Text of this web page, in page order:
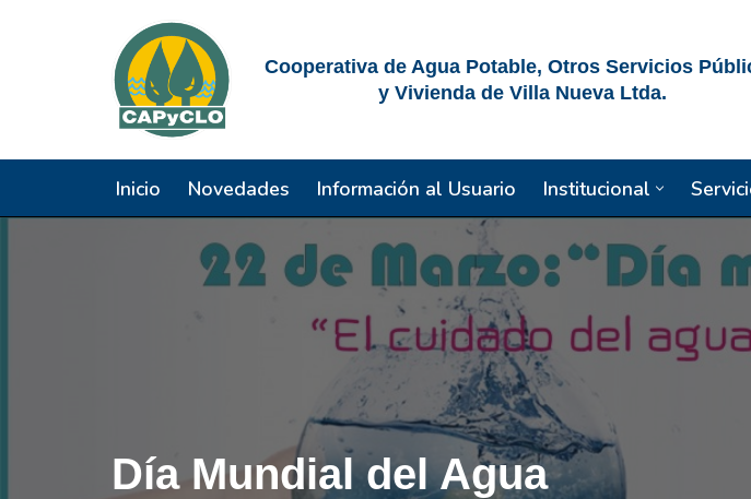
Cooperativa de Agua Potable, Otros Servicios
y Vivienda de Villa Nueva Ltda.
Inicio Novedades Información al Usuario Institucional
Día Mundial del Agua